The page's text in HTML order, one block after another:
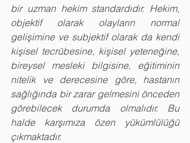
bir uzman hekim standardıdır. Hekim,
objektif olarak olayların normal
gelişimine ve subjektif olarak da kendi
kişisel tecrübesine, kişisel yeteneğine,
bireysel mesleki bilgisine, eğitiminin
nitelik ve derecesine göre, hastanın
sağlığında bir zarar gelmesini önceden
görebilecek durumda olmalıdır. Bu
halde karşımıza özen yükümlülüğü
çıkmaktadır.